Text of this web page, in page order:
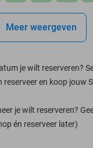
Meer weergeven
je wilt reserveren?
en koop jouw
je wilt reserveren?
én reserveer later)